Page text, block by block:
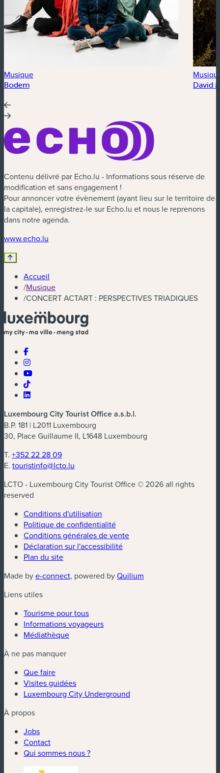
Musique
Bodem David
Contenu délivré par Echo.lu - Informations sous réserve de
modification et sans engagement !
Pour annoncer votre évènement (ayant lieu sur le territoire de
la capitale), enregistrez-le sur Echo.lu et nous le reprenons
dans notre agenda.
www.echo.lu
Accueil
/Musique
/CONCERT ACTART : PERSPECTIVES TRIADIQUES
Luxembourg City Tourist Office a.s.b.l.
B.P. 181 | L2011 Luxembourg
30, Place Guillaume II, L1648 Luxembourg
T. +352 22 28 09
E. touristinfo@lcto.lu
LCTO - Luxembourg City Tourist Office © 2026 all rights
reserved
Conditions d'utilisation
Politique de confidentialité
Conditions générales de vente
Déclaration sur l'accessibilité
Plan du site
Made bye-connect(nouvelle fenêtre)
, powered byQuilium
Liens utiles
Tourisme pour tous
Informations voyageurs
Médiathèque
À ne pas manquer
Que faire
Visites guidées
Luxembourg City Underground
À propos
Jobs
Contact
Qui sommes nous ?